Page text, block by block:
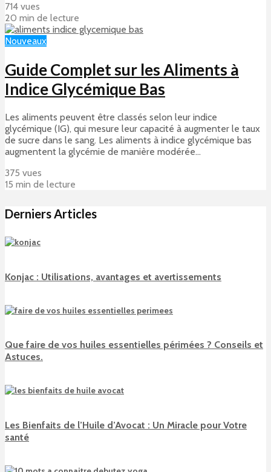
714 vues
20 min de lecture
Nouveaux
Guide Complet sur les Aliments à
Indice Glycémique Bas
Les aliments peuvent être classés selon leur indice
glycémique (IG), qui mesure leur capacité à augmenter le taux
de sucre dans le sang. Les aliments à indice glycémique bas
augmentent la glycémie de manière modérée...
375 vues
15 min de lecture
Derniers Articles
Konjac : Utilisations, avantages et avertissements
Que faire de vos huiles essentielles périmées ? Conseils et
Astuces.
Les Bienfaits de l’Huile d’Avocat : Un Miracle pour Votre
santé